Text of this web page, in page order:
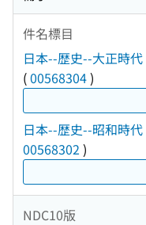
件名標目
日本--歴史--大正時代
(00568304)
日本--歴史--昭和時代
00568302 )
NDC10版